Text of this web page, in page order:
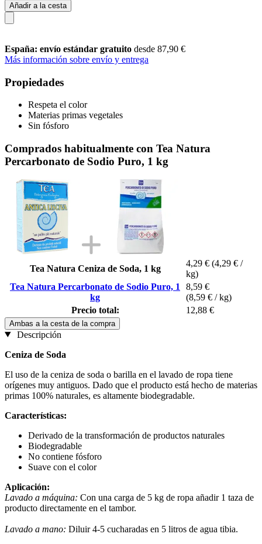
Añadir a la cesta
España: envío estándar gratuito desde 87,90 €
Más información sobre envío y entrega
Propiedades
Respeta el color
Materias primas vegetales
Sin fósforo
Comprados habitualmente con Tea Natura
Percarbonato de Sodio Puro, 1 kg
Tea Natura Ceniza de Soda, 1 kg
4,29 € (4,29 € /
kg)
Tea Natura Percarbonato de Sodio Puro, 1
kg
8,59 €
(8,59 € / kg)
Precio total:
12,88 €
Ambas a la cesta de la compra
Descripción
Ceniza de Soda
El uso de la ceniza de soda o barilla en el lavado de ropa tiene
orígenes muy antiguos. Dado que el producto está hecho de materias
primas 100% naturales, es altamente biodegradable.
Características:
Derivado de la transformación de productos naturales
Biodegradable
No contiene fósforo
Suave con el color
Aplicación:
Lavado a máquina: Con una carga de 5 kg de ropa añadir 1 taza de
producto directamente en el tambor.
Lavado a mano: Diluir 4-5 cucharadas en 5 litros de agua tibia.